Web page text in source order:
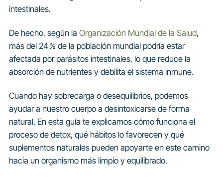
intestinales.
De hecho, según laOrganización Mundial de la Salud,
más del 24 % de la población mundial podría estar
afectada por parásitos intestinales, lo que reduce la
absorción de nutrientes y debilita el sistema inmune.
Cuando hay sobrecarga o desequilibrios, podemos
ayudar a nuestro cuerpo a desintoxicarse de forma
natural. En esta guía te explicamos cómo funciona el
proceso de detox, qué hábitos lo favorecen y qué
suplementos naturales pueden apoyarte en este camino
hacia un organismo más limpio y equilibrado.